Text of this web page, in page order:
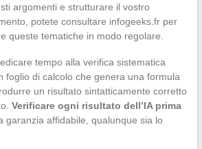
argomenti e strutturare il vostro
potete consultare infogeeks.fr per
queste tematiche in modo regolare.
tempo alla verifica sistematica
foglio di calcolo che genera una formula
un risultato sintatticamente corretto
Verificare ogni risultato dell’IA prima
garanzia affidabile, qualunque sia lo